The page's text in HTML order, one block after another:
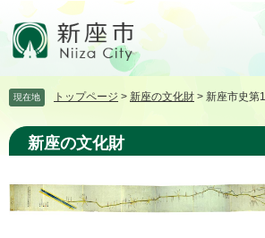
頭
す。
飛
し
て
文
へ
現在地 トップページ > 新座の文化財 > 新座市史第
新座の文化財